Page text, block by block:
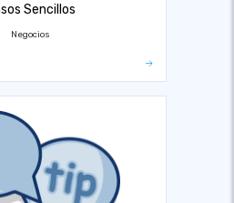
Sencillos
Negocios